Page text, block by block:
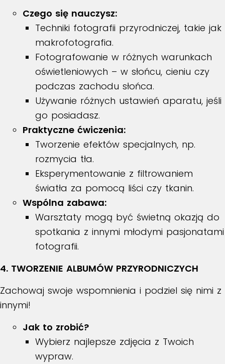
Czego się nauczysz:
Techniki fotografii przyrodniczej, takie jak
makrofotografia.
Fotografowanie w różnych warunkach
oświetleniowych – w słońcu, cieniu czy
podczas zachodu słońca.
Używanie różnych ustawień aparatu, jeśli
go posiadasz.
Praktyczne ćwiczenia:
Tworzenie efektów specjalnych, np.
rozmycia tła.
Eksperymentowanie z filtrowaniem
światła za pomocą liści czy tkanin.
Wspólna zabawa:
Warsztaty mogą być świetną okazją do
spotkania z innymi młodymi pasjonatami
fotografii.
4. TWORZENIE ALBUMÓW PRZYRODNICZYCH
Zachowaj swoje wspomnienia i podziel się nimi z
innymi!
Jak to zrobić?
Wybierz najlepsze zdjęcia z Twoich
wypraw.